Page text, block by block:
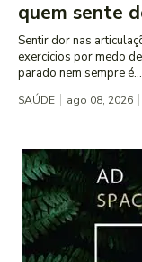
quem sente
Sentir dor nas
exercícios por medo
parado nem sempre é...
SAÚDE ago 08, 2026